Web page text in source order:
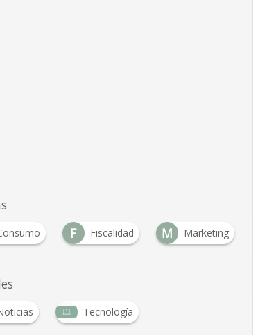
F Fiscalidad M Marketing
Tecnología